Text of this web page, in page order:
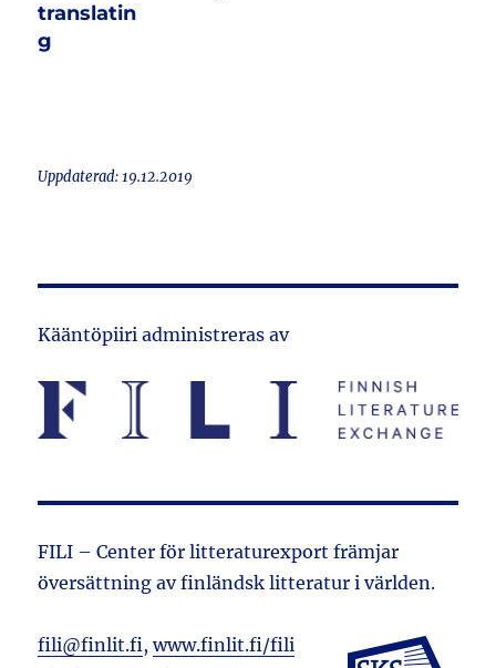
translatin
g
Uppdaterad: 19.12.2019
Kääntöpiiri administreras av
FILI – Center för litteraturexport främjar
översättning av finländsk litteratur i världen.
fili@finlit.fi,www.finlit.fi/fili